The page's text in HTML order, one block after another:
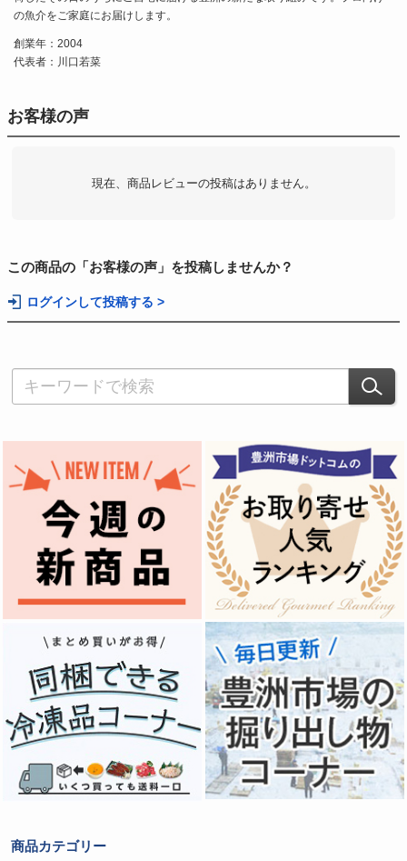
の魚介をご家庭にお届けします。
創業年：2004
代表者：川口若菜
お客様の声
現在、商品レビューの投稿はありません。
この商品の「お客様の声」を投稿しませんか？
ログインして投稿する >
商品カテゴリー